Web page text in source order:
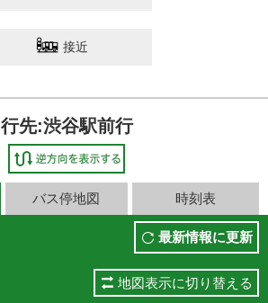
接近
行先:渋谷駅前行
バス停地図 時刻表
最新情報に更新
地図表示に切り替える